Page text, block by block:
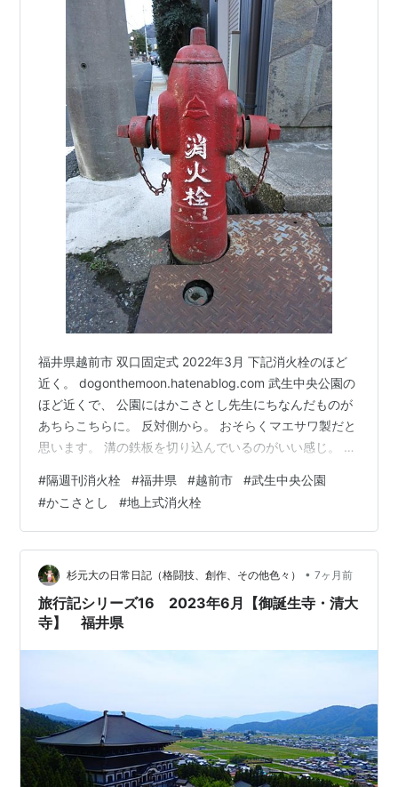
福井県越前市 双口固定式 2022年3月 下記消火栓のほど
近く。 dogonthemoon.hatenablog.com 武生中央公園の
ほど近くで、 公園にはかこさとし先生にちなんだものが
あちらこちらに。 反対側から。 おそらくマエサワ製だと
思います。 溝の鉄板を切り込んでいるのがいい感じ。 向
#隔週刊消火栓 #福井県 #越前市 #武生中央公園
#かこさとし #地上式消火栓
杉元大の日常日記（格闘技、創作、その他色々） • 7ヶ月前
旅行記シリーズ16 2023年6月【御誕生寺・清大
寺】 福井県